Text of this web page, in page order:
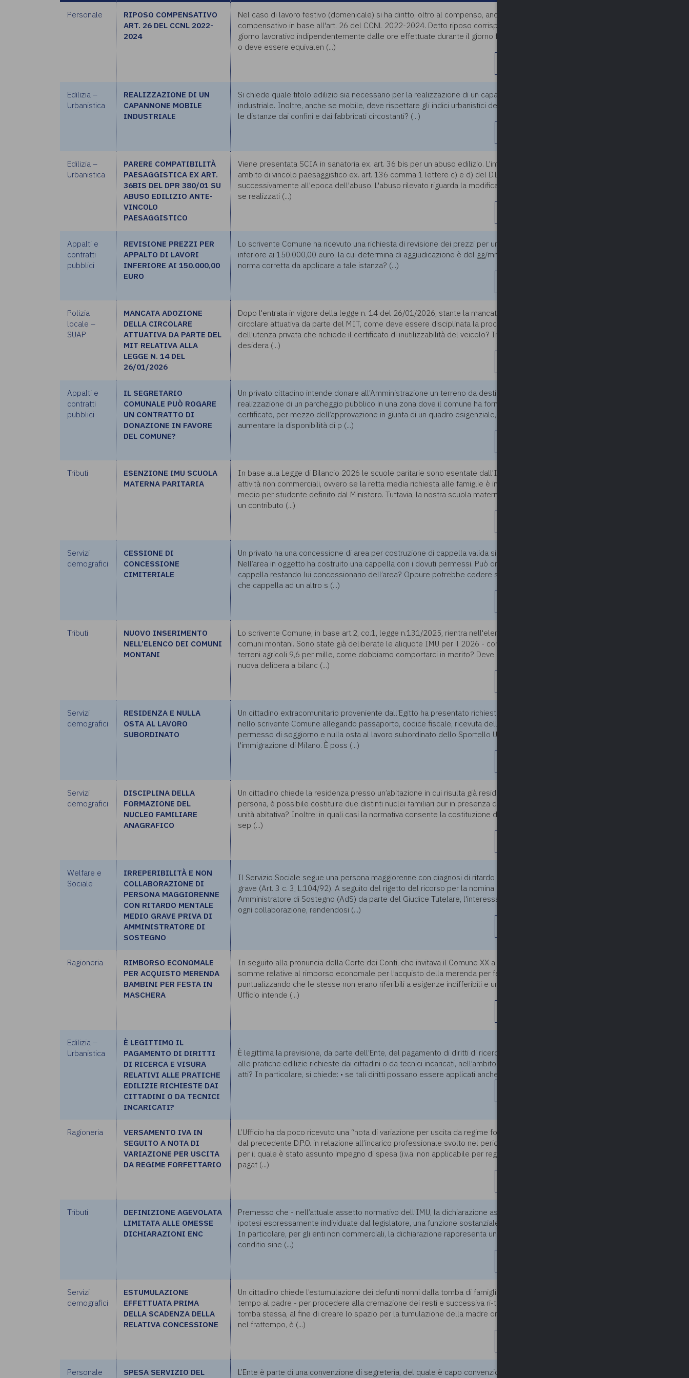
Personale
RIPOSO COMPENSATIVO
ART. 26 DEL CCNL 2022-
2024
Nel caso di lavoro festivo (domenicale) si ha diritto, oltro al compenso, anche al riposo
compensativo in base all'art. 26 del CCNL 2022-2024. Detto riposo corrisponde sempre a un
giorno lavorativo indipendentemente dalle ore effettuate durante il giorno festivo domenicale
o deve essere equivalen (...)
Edilizia –
Urbanistica
REALIZZAZIONE DI UN
CAPANNONE MOBILE
INDUSTRIALE
Si chiede quale titolo edilizio sia necessario per la realizzazione di un capannone mobile
industriale. Inoltre, anche se mobile, deve rispettare gli indici urbanistici della zona di piano e
le distanze dai confini e dai fabbricati circostanti? (...)
Edilizia –
Urbanistica
PARERE COMPATIBILITÀ
PAESAGGISTICA EX ART.
36BIS DEL DPR 380/01 SU
ABUSO EDILIZIO ANTE-
VINCOLO
PAESAGGISTICO
Viene presentata SCIA in sanatoria ex. art. 36 bis per un abuso edilizio. L'immobile ricade in
ambito di vincolo paesaggistico ex. art. 136 comma 1 lettere c) e d) del D.Lgs. 42/04 apposto
successivamente all'epoca dell'abuso. L'abuso rilevato riguarda la modifica di serramenti, che
se realizzati (...)
Appalti e
contratti
pubblici
REVISIONE PREZZI PER
APPALTO DI LAVORI
INFERIORE AI 150.000,00
EURO
Lo scrivente Comune ha ricevuto una richiesta di revisione dei prezzi per un appalto di Lavori
inferiore ai 150.000,00 euro, la cui determina di aggiudicazione è del gg/mm/2025. Qual è la
norma corretta da applicare a tale istanza? (...)
Polizia
locale –
SUAP
MANCATA ADOZIONE
DELLA CIRCOLARE
ATTUATIVA DA PARTE DEL
MIT RELATIVA ALLA
LEGGE N. 14 DEL
26/01/2026
Dopo l'entrata in vigore della legge n. 14 del 26/01/2026, stante la mancata adozione della
circolare attuativa da parte del MIT, come deve essere disciplinata la procedura nei confronti
dell'utenza privata che richiede il certificato di inutilizzabilità del veicolo? In particolare, si
desidera (...)
Appalti e
contratti
pubblici
IL SEGRETARIO
COMUNALE PUÒ ROGARE
UN CONTRATTO DI
DONAZIONE IN FAVORE
DEL COMUNE?
Un privato cittadino intende donare all’Amministrazione un terreno da destinare alla
realizzazione di un parcheggio pubblico in una zona dove il comune ha formalmente
certificato, per mezzo dell’approvazione in giunta di un quadro esigenziale, la necessità di
aumentare la disponibilità di p (...)
Tributi
ESENZIONE IMU SCUOLA
MATERNA PARITARIA
In base alla Legge di Bilancio 2026 le scuole paritarie sono esentate dall'IMU se svolgono
attività non commerciali, ovvero se la retta media richiesta alle famiglie è inferiore al costo
medio per studente definito dal Ministero. Tuttavia, la nostra scuola materna paritaria riceve
un contributo (...)
Servizi
demografici
CESSIONE DI
CONCESSIONE
CIMITERIALE
Un privato ha una concessione di area per costruzione di cappella valida sino al 2070.
Nell’area in oggetto ha costruito una cappella con i dovuti permessi. Può ora vendere la
cappella restando lui concessionario dell’area? Oppure potrebbe cedere sia la concessione
che cappella ad un altro s (...)
Tributi
NUOVO INSERIMENTO
NELL’ELENCO DEI COMUNI
MONTANI
Lo scrivente Comune, in base art.2, co.1, legge n.131/2025, rientra nell'elenco dei nuovi
comuni montani. Sono state già deliberate le aliquote IMU per il 2026 - compresa quella dei
terreni agricoli 9,6 per mille, come dobbiamo comportarci in merito? Deve essere fatta una
nuova delibera a bilanc (...)
Servizi
demografici
RESIDENZA E NULLA
OSTA AL LAVORO
SUBORDINATO
Un cittadino extracomunitario proveniente dall'Egitto ha presentato richiesta di residenza
nello scrivente Comune allegando passaporto, codice fiscale, ricevuta della richiesta del
permesso di soggiorno e nulla osta al lavoro subordinato dello Sportello Unico per
l'immigrazione di Milano. È poss (...)
Servizi
demografici
DISCIPLINA DELLA
FORMAZIONE DEL
NUCLEO FAMILIARE
ANAGRAFICO
Un cittadino chiede la residenza presso un’abitazione in cui risulta già residente un’altra
persona, è possibile costituire due distinti nuclei familiari pur in presenza della medesima
unità abitativa? Inoltre: in quali casi la normativa consente la costituzione di nuclei familiari
sep (...)
Welfare e
Sociale
IRREPERIBILITÀ E NON
COLLABORAZIONE DI
PERSONA MAGGIORENNE
CON RITARDO MENTALE
MEDIO GRAVE PRIVA DI
AMMINISTRATORE DI
SOSTEGNO
Il Servizio Sociale segue una persona maggiorenne con diagnosi di ritardo mentale medio-
grave (Art. 3 c. 3, L.104/92). A seguito del rigetto del ricorso per la nomina di un
Amministratore di Sostegno (AdS) da parte del Giudice Tutelare, l'interessata ha interrotto
ogni collaborazione, rendendosi (...)
Ragioneria
RIMBORSO ECONOMALE
PER ACQUISTO MERENDA
BAMBINI PER FESTA IN
MASCHERA
In seguito alla pronuncia della Corte dei Conti, che invitava il Comune XX a recuperare le
somme relative al rimborso economale per l’acquisto della merenda per festa in maschera,
puntualizzando che le stesse non erano riferibili a esigenze indifferibili e urgenti, lo scrivente
Ufficio intende (...)
Edilizia –
Urbanistica
È LEGITTIMO IL
PAGAMENTO DI DIRITTI
DI RICERCA E VISURA
RELATIVI ALLE PRATICHE
EDILIZIE RICHIESTE DAI
CITTADINI O DA TECNICI
INCARICATI?
È legittima la previsione, da parte dell’Ente, del pagamento di diritti di ricerca e visura relativi
alle pratiche edilizie richieste dai cittadini o da tecnici incaricati, nell’ambito dell’accesso agli
atti? In particolare, si chiede: • se tali diritti possano essere applicati anche (...)
Ragioneria
VERSAMENTO IVA IN
SEGUITO A NOTA DI
VARIAZIONE PER USCITA
DA REGIME FORFETTARIO
L’Ufficio ha da poco ricevuto una “nota di variazione per uscita da regime forfettario” emessa
dal precedente D.P.O. in relazione all’incarico professionale svolto nel periodo 2023/2024,
per il quale è stato assunto impegno di spesa (i.v.a. non applicabile per regime forfettario) e
pagat (...)
Tributi
DEFINIZIONE AGEVOLATA
LIMITATA ALLE OMESSE
DICHIARAZIONI ENC
Premesso che - nell’attuale assetto normativo dell’IMU, la dichiarazione assume, in alcune
ipotesi espressamente individuate dal legislatore, una funzione sostanziale e imprescindibile.
In particolare, per gli enti non commerciali, la dichiarazione rappresenta una vera e propria
conditio sine (...)
Servizi
demografici
ESTUMULAZIONE
EFFETTUATA PRIMA
DELLA SCADENZA DELLA
RELATIVA CONCESSIONE
Un cittadino chiede l’estumulazione dei defunti nonni dalla tomba di famiglia - concessa a suo
tempo al padre - per procedere alla cremazione dei resti e successiva ri-tumulazione nella
tomba stessa, al fine di creare lo spazio per la tumulazione della madre ormai anziana che,
nel frattempo, è (...)
Personale
SPESA SERVIZIO DEL
L’Ente è parte di una convenzione di segreteria, del quale è capo convenzione. Si chiede